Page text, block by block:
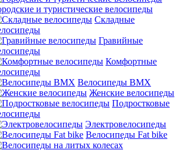
и туристические велосипеды
Складные
Гравийные
Комфортные
Велосипеды BMX
Женские велосипеды
Подростковые
Электровелосипеды
Велосипеды Fat bike